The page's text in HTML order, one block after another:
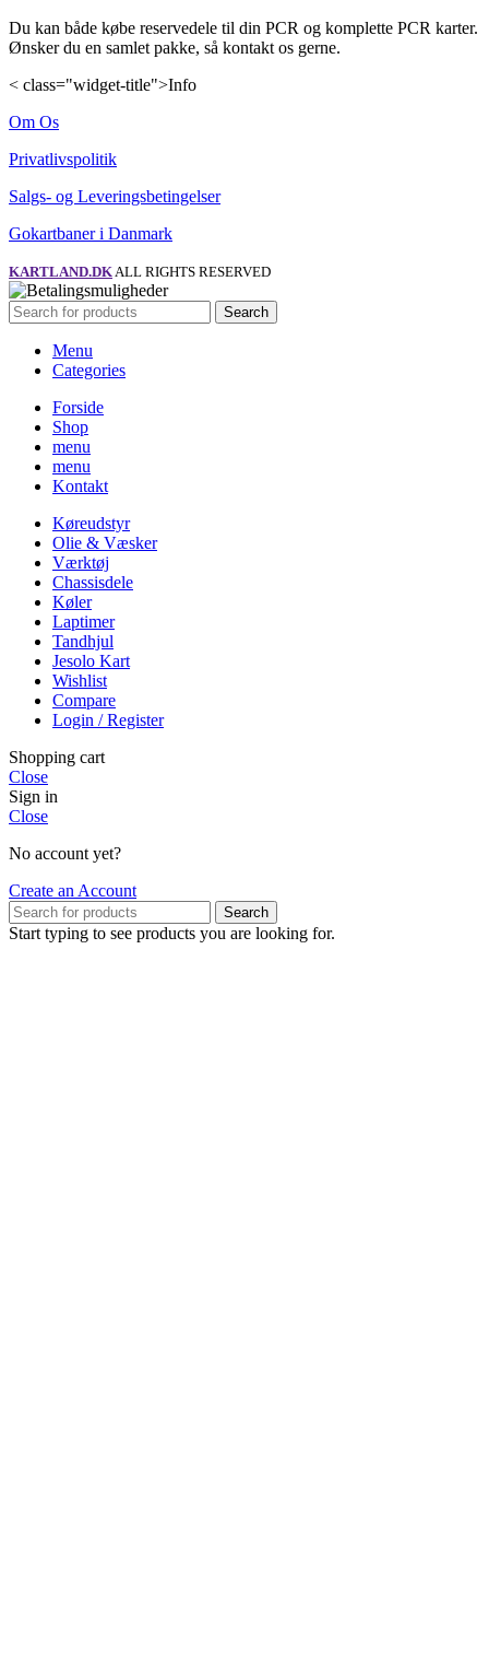
Du kan både købe reservedele til din PCR og komplette PCR karter.
Ønsker du en samlet pakke, så kontakt os gerne.
< class="widget-title">Info
Om Os
Privatlivspolitik
Salgs- og Leveringsbetingelser
Gokartbaner i Danmark
KARTLAND.DKALL RIGHTS RESERVED
Search
Menu
Categories
Forside
Shop
menu
menu
Kontakt
Køreudstyr
Olie & Væsker
Værktøj
Chassisdele
Køler
Laptimer
Tandhjul
Jesolo Kart
Wishlist
Compare
Login / Register
Shopping cart
Close
Sign in
Close
No account yet?
Create an Account
Search
Start typing to see products you are looking for.